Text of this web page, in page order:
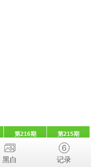
第216期 第215期
黑白 记录